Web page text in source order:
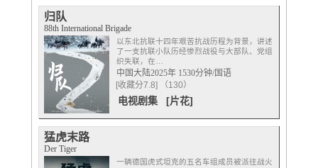
归队
88th International Brigade
以东北抗联十四年艰苦抗战历程为背景，讲述
了一支抗联小队历经惨烈战役与大部队、党组
织失联，在…
中国大陆2025年 1530分钟/国语
[收藏分7.8] （130）
电视剧集 [片花]
猛虎末路
Der Tiger
一辆德国虎式坦克的五名车组成员被派往战火